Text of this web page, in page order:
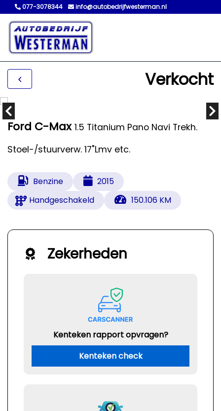
077-3078344 info@autobedrijfwesterman.nl
Verkocht
Ford C-Max 1.5 Titanium Pano Navi Trekh.
Stoel-/stuurverw. 17"Lmv etc.
Benzine
2015
Handgeschakeld
150.106 KM
Zekerheden
Kenteken rapport opvragen?
Kenteken check